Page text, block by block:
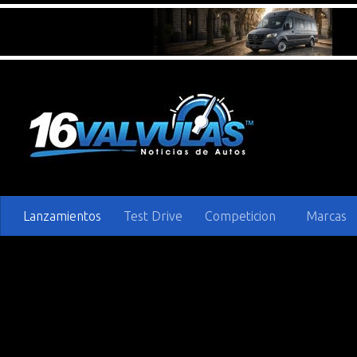
Lanzamientos Test Drive Competicion Marcas